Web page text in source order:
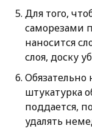
Для того,
саморезами
наносится
слоя, доску
штукатурка
поддается,
удалять